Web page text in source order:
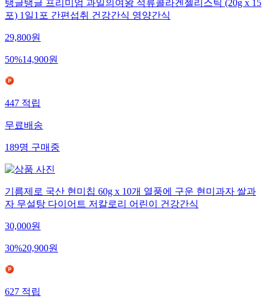
탱글탱글 프리미엄 과일의여왕 석류콜라겐젤리스틱 (20g x 15
포) 1일1포 간편섭취 건강간식 영양간식
29,800원
50%14,900원
447적립
무료배송
189명구매중
기름제로 국산 현미칩 60g x 10개 열풍에 구운 현미과자 쌀과
자 무설탕 다이어트 저칼로리 어린이 건강간식
30,000원
30%20,900원
627적립